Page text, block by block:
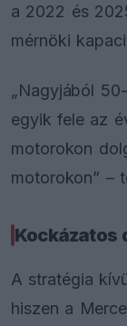
a 2022 és
mérnöki
„Nagyjából
egyik fele az
motorokon
motorokon” –
Kockázatos
A stratégia
hiszen a